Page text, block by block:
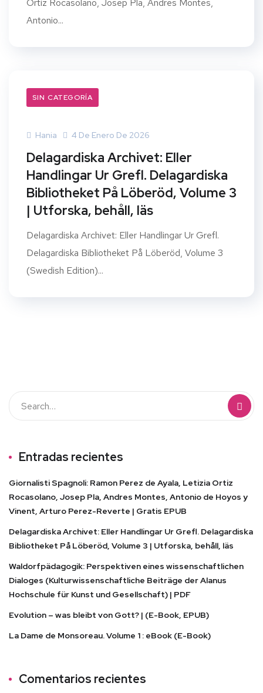
Ortiz Rocasolano, Josep Pla, Andres Montes,
Antonio...
SIN CATEGORÍA
Hania 4 De Enero De 2026
Delagardiska Archivet: Eller
Handlingar Ur Grefl. Delagardiska
Bibliotheket På Löberöd, Volume 3
| Utforska, behåll, läs
Delagardiska Archivet: Eller Handlingar Ur Grefl.
Delagardiska Bibliotheket På Löberöd, Volume 3
(Swedish Edition)...
Entradas recientes
Giornalisti Spagnoli: Ramon Perez de Ayala, Letizia Ortiz
Rocasolano, Josep Pla, Andres Montes, Antonio de Hoyos y
Vinent, Arturo Perez-Reverte | Gratis EPUB
Delagardiska Archivet: Eller Handlingar Ur Grefl. Delagardiska
Bibliotheket På Löberöd, Volume 3 | Utforska, behåll, läs
Waldorfpädagogik: Perspektiven eines wissenschaftlichen
Dialoges (Kulturwissenschaftliche Beiträge der Alanus
Hochschule für Kunst und Gesellschaft) | PDF
Evolution – was bleibt von Gott? | (E-Book, EPUB)
La Dame de Monsoreau. Volume 1 : eBook (E-Book)
Comentarios recientes